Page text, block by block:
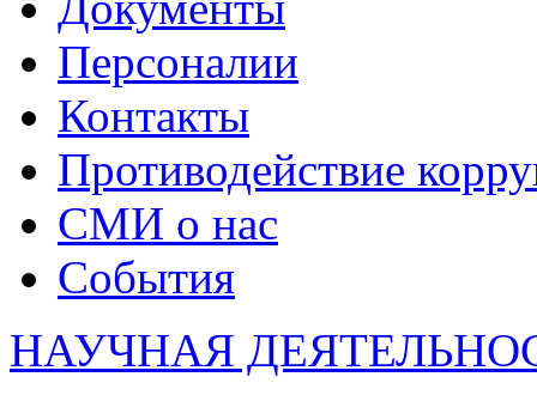
Персоналии
Контакты
Противодействие
СМИ о нас
События
НАУЧНАЯ